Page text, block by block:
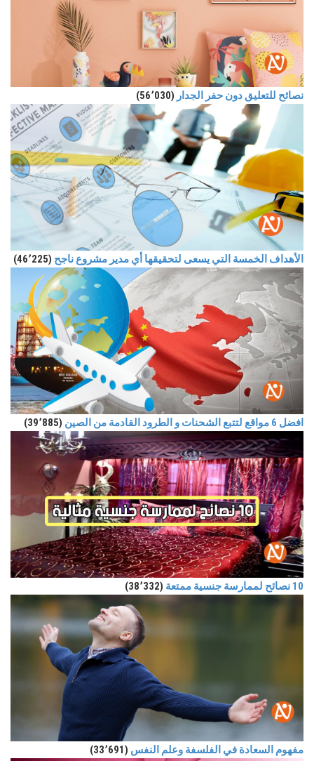
نصائح للتعليق دون حفر الجدار (56٬030)
الأهداف الخمسة التي يسعى لتحقيقها أي مدير مشروع ناجح (46٬225)
افضل 6 مواقع لتتبع الشحنات و الطرود القادمة من الصين (39٬885)
10 نصائح لممارسة جنسية ممتعة (38٬332)
مفهوم السعادة في الفلسفة وعلم النفس (33٬691)